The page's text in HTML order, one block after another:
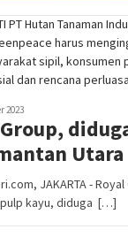
2023
Group,
Utara
JAKARTA -
kayu, diduga […]